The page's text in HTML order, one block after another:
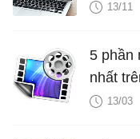
13/11
5 phần
nhất
13/03